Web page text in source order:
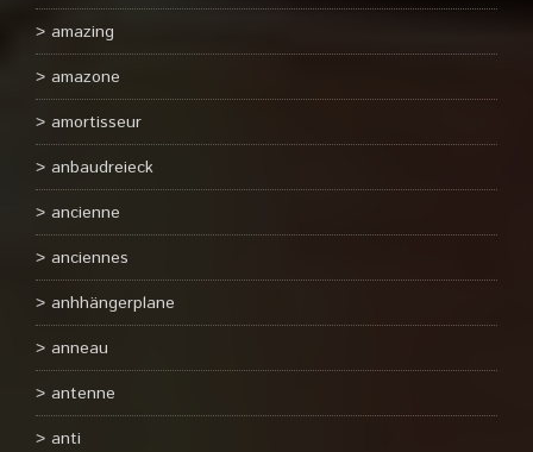
amazing
amazone
amortisseur
anbaudreieck
ancienne
anciennes
anhhängerplane
anneau
antenne
anti